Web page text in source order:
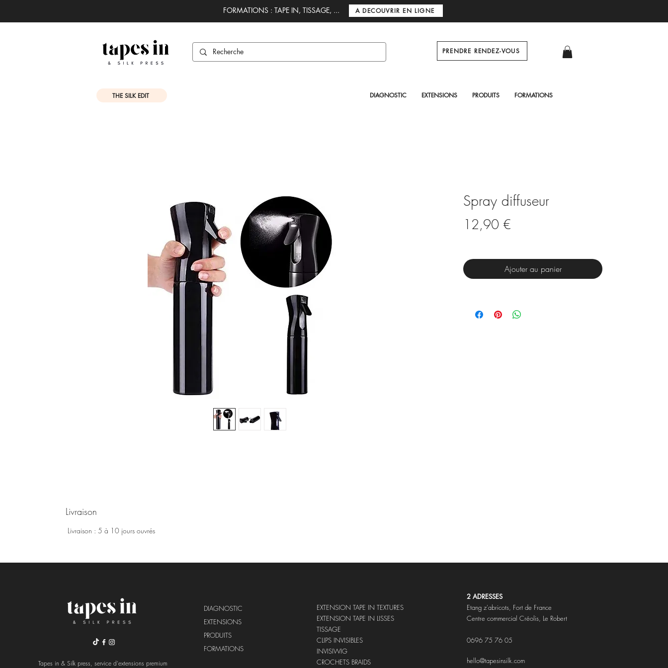
FORMATIONS : TAPE IN, TISSAGE, ... A DECOUVRIR EN LIGNE
THE SILK EDIT
PRENDRE RENDEZ-VOUS Log In
DIAGNOSTIC EXTENSIONS PRODUITS FORMATIONS
Spray diffuseur
12,90 €
Ajouter au panier
Livraison
Livraison : 5 à 10 jours ouvrés
Tapes in & Silk press, service d'extensions premium
DIAGNOSTIC
EXTENSIONS
PRODUITS
FORMATIONS
EXTENSION TAPE IN TEXTURES
EXTENSION TAPE IN LISSES
TISSAGE
CLIPS INVISIBLES
INVISIWIG
CROCHETS BRAIDS
2 ADRESSES
Etang z'abricots, Fort de France
Centre commercial Créolis, Le Robert
0696 75 76 05
hello@tapesinsilk.com